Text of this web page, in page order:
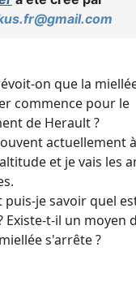
on que la
commence pour le
de Herault ?
actuellement
et je vais les
puis-je savoir quel
Existe-t-il un moyen
s'arrête ?